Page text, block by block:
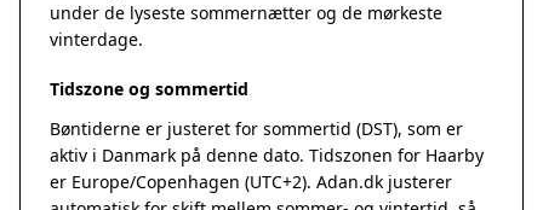
under de lyseste sommernætter og de mørkeste
vinterdage.
Tidszone og sommertid
Bøntiderne er justeret for sommertid (DST), som er
aktiv i Danmark på denne dato. Tidszonen for Haarby
er Europe/Copenhagen (UTC+2). Adan.dk justerer